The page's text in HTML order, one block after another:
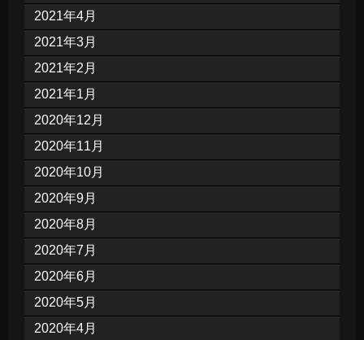
2021年4月
2021年3月
2021年2月
2021年1月
2020年12月
2020年11月
2020年10月
2020年9月
2020年8月
2020年7月
2020年6月
2020年5月
2020年4月